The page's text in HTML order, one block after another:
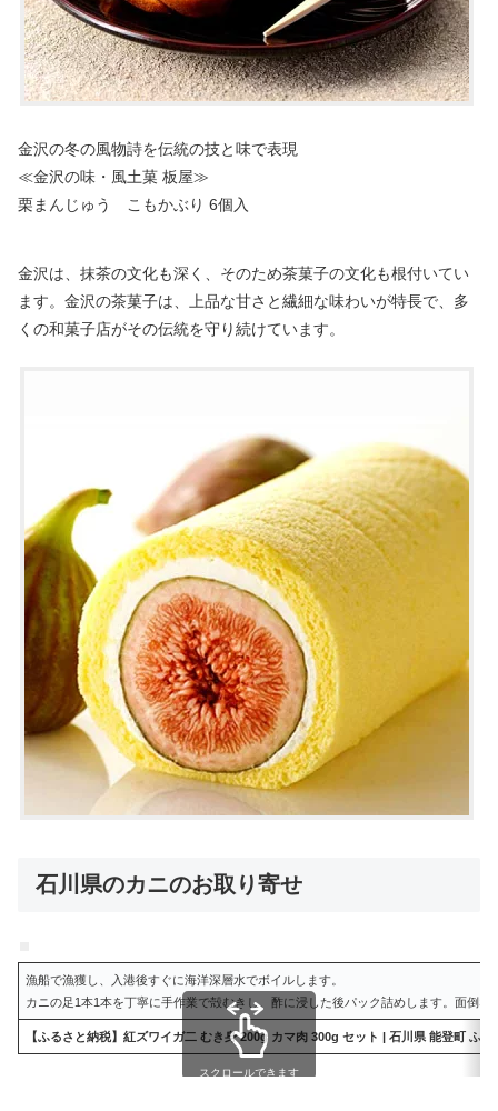
金沢の冬の風物詩を伝統の技と味で表現
≪金沢の味・風土菓 板屋≫
栗まんじゅう こもかぶり 6個入
金沢は、抹茶の文化も深く、そのため茶菓子の文化も根付いてい
ます。金沢の茶菓子は、上品な甘さと繊細な味わいが特長で、多
くの和菓子店がその伝統を守り続けています。
石川県のカニのお取り寄せ
漁船で漁獲し、入港後すぐに海洋深層水でボイルします。
カニの足1本1本を丁寧に手作業で殻むきし、酢に浸した後パック詰めします。面倒な
【ふるさと納税】紅ズワイガ二 むき身 200g カマ肉 300g セット | 石川県 能登町 ふ
スクロールできます